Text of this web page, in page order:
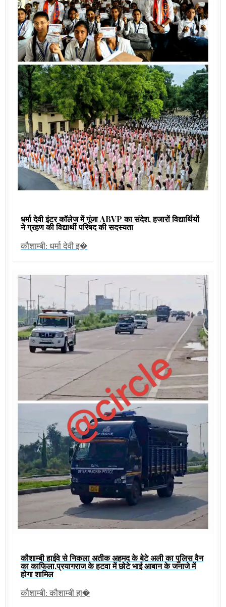
धर्मा देवी इंटर कॉलेज में गूंजा ABVP का संदेश, हजारों विद्यार्थियों
ने ग्रहण की विद्यार्थी परिषद की सदस्यता
कौशाम्बी: धर्मा देवी इ�
कौशाम्बी हाईवे से निकला अतीक अहमद के बेटे अली का पुलिस वैन
का काफिला,प्रयागराज के हटवा में छोटे भाई आबान के जनाजे में
होगा शामिल
कौशाम्बी: कौशाम्बी हा�